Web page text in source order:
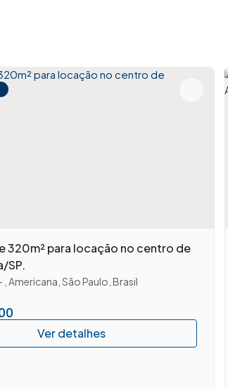
320m² para locação no centro de
SP.
Americana São Paulo Brasil